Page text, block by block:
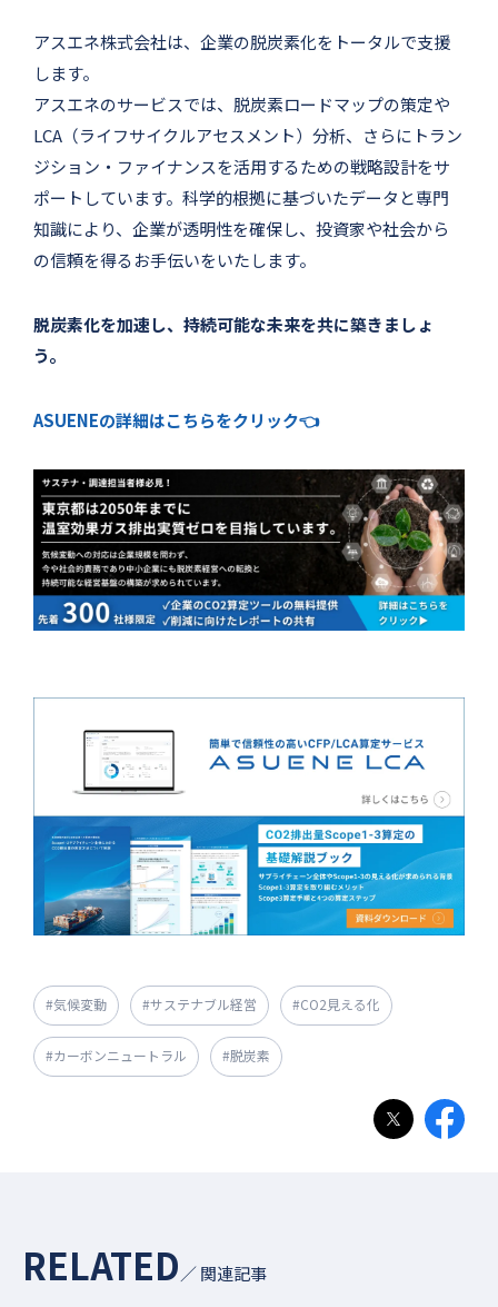
アスエネ株式会社は、企業の脱炭素化をトータルで支援
します。
アスエネのサービスでは、脱炭素ロードマップの策定や
LCA（ライフサイクルアセスメント）分析、さらにトラン
ジション・ファイナンスを活用するための戦略設計をサ
ポートしています。科学的根拠に基づいたデータと専門
知識により、企業が透明性を確保し、投資家や社会から
の信頼を得るお手伝いをいたします。
脱炭素化を加速し、持続可能な未来を共に築きましょ
う。
ASUENEの詳細はこちらをクリック👈
#気候変動 #サステナブル経営 #CO2見える化
#カーボンニュートラル #脱炭素
RELATED／ 関連記事